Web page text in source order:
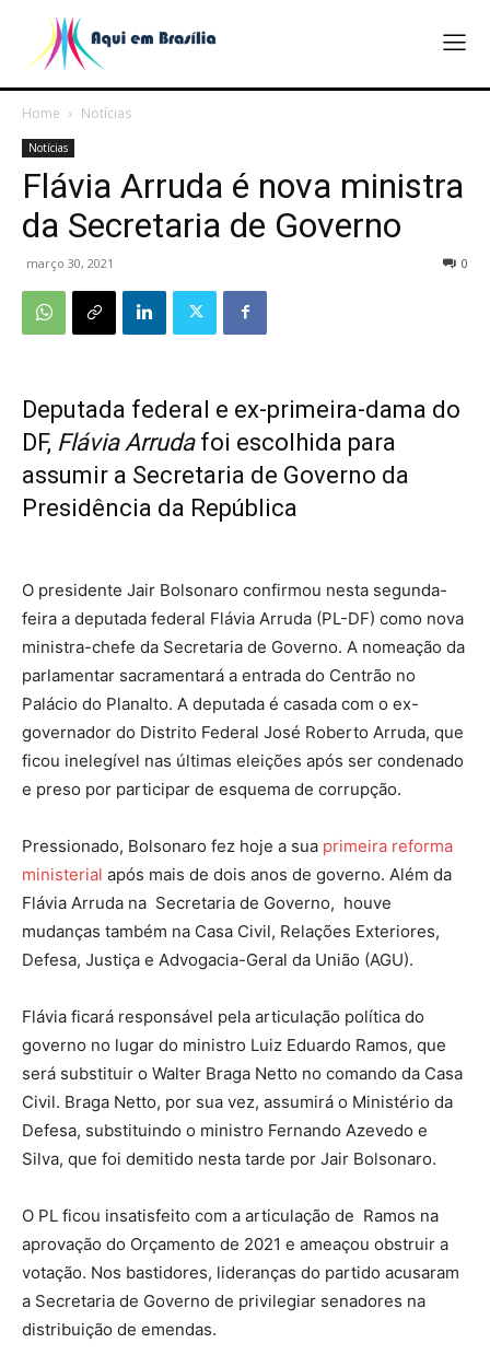
Home Notícias
Notícias
Flávia Arruda é nova ministra
da Secretaria de Governo
março 30, 2021 0
Deputada federal e ex-primeira-dama do
DF, Flávia Arrudafoi escolhida para
assumir a Secretaria de Governo da
Presidência da República
O presidente Jair Bolsonaro confirmou nesta segunda-
feira a deputada federal Flávia Arruda (PL-DF) como nova
ministra-chefe da Secretaria de Governo. A nomeação da
parlamentar sacramentará a entrada do Centrão no
Palácio do Planalto. A deputada é casada com o ex-
governador do Distrito Federal José Roberto Arruda, que
ficou inelegível nas últimas eleições após ser condenado
e preso por participar de esquema de corrupção.
Pressionado, Bolsonaro fez hoje a sua primeira reforma
ministerial após mais de dois anos de governo. Além da
Flávia Arruda na Secretaria de Governo, houve
mudanças também na Casa Civil, Relações Exteriores,
Defesa, Justiça e Advogacia-Geral da União (AGU).
Flávia ficará responsável pela articulação política do
governo no lugar do ministro Luiz Eduardo Ramos, que
será substituir o Walter Braga Netto no comando da Casa
Civil. Braga Netto, por sua vez, assumirá o Ministério da
Defesa, substituindo o ministro Fernando Azevedo e
Silva, que foi demitido nesta tarde por Jair Bolsonaro.
O PL ficou insatisfeito com a articulação de Ramos na
aprovação do Orçamento de 2021 e ameaçou obstruir a
votação. Nos bastidores, lideranças do partido acusaram
a Secretaria de Governo de privilegiar senadores na
distribuição de emendas.